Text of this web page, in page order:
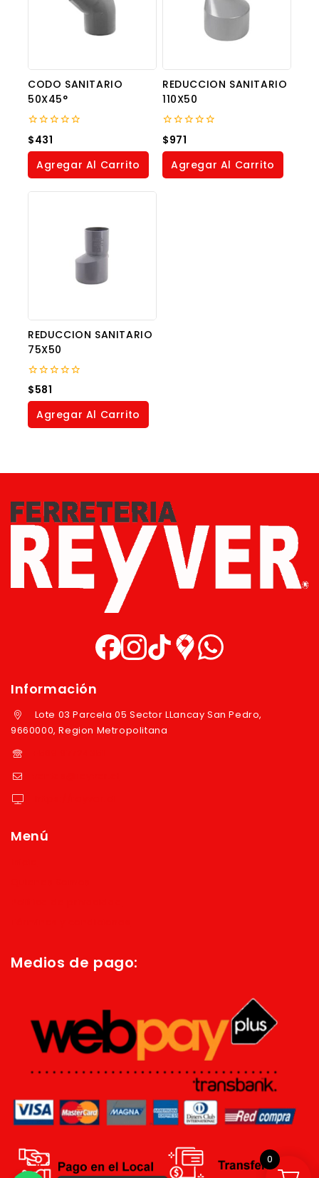
CODO SANITARIO
50X45°
0
out
of
$431
Agregar Al Carrito
REDUCCION SANITARIO
110X50
0
out
of
$971
Agregar Al Carrito
REDUCCION SANITARIO
75X50
0
out
of
$581
Agregar Al Carrito
Información
Lote 03 Parcela 05 Sector LLancay San Pedro,
9660000, Region Metropolitana
Menú
Medios de pago:
0